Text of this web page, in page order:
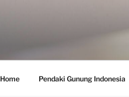
Home Pendaki Gunung Indonesia